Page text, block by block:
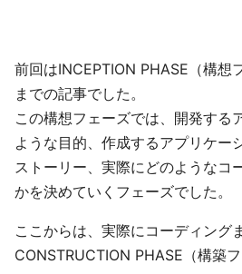
前回はINCEPTION PHASE（構想
までの記事でした。
この構想フェーズでは、開発する
ような目的、作成するアプリケー
ストーリー、実際にどのようなコ
かを決めていくフェーズでした。
ここからは、実際にコーディング
CONSTRUCTION PHASE（構築